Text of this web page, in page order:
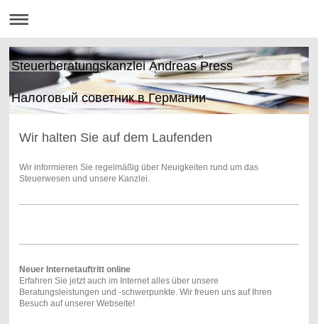
Steuerberatungskanzlei Andreas Press
Налоговый советник в Германии
Wir halten Sie auf dem Laufenden
Wir informieren Sie regelmäßig über Neuigkeiten rund um das
Steuerwesen und unsere Kanzlei.
Neuer Internetauftritt online
Erfahren Sie jetzt auch im Internet alles über unsere
Beratungsleistungen und -schwerpunkte. Wir freuen uns auf Ihren
Besuch auf unserer Webseite!